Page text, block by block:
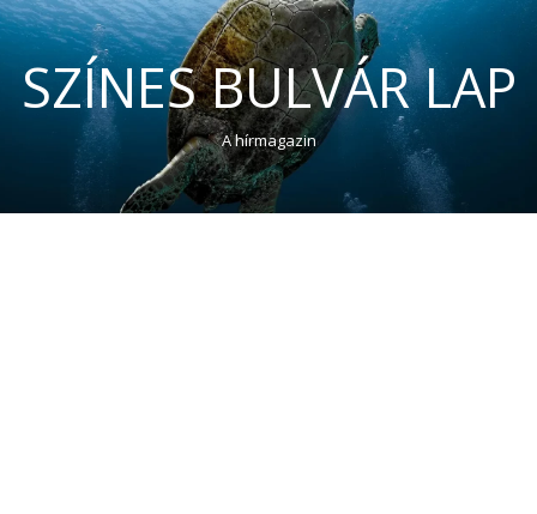
SZÍNES BULVÁR LAP
A hírmagazin